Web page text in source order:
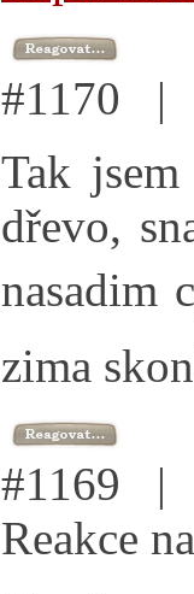
#1170 |
Tak
dřevo,
nasadim
zima
#1169 |
Reakce